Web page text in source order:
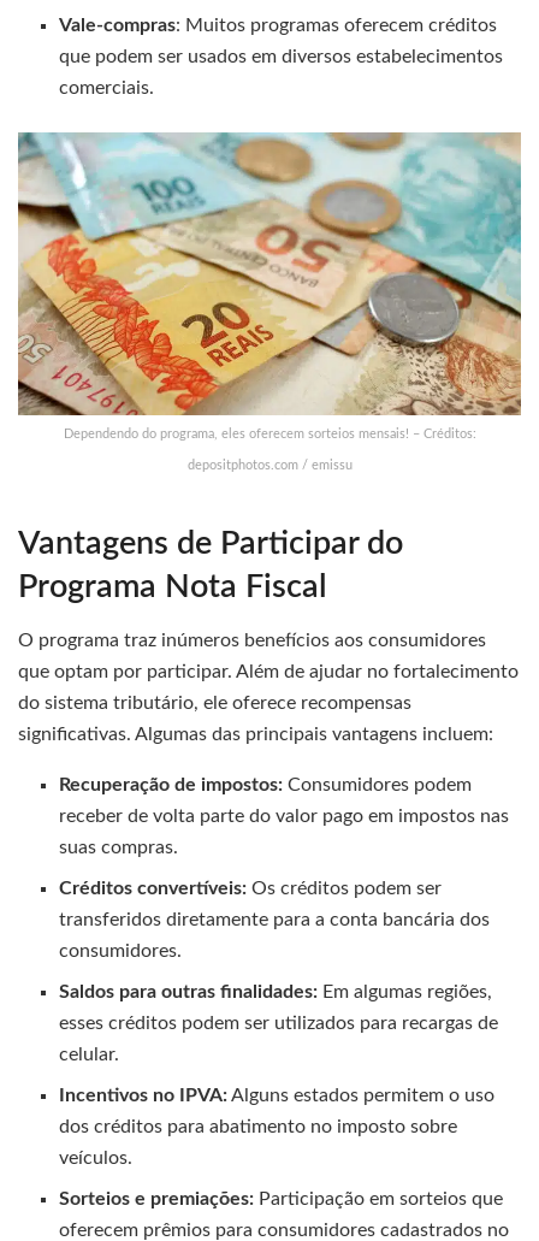
Vale-compras: Muitos programas oferecem créditos
que podem ser usados em diversos estabelecimentos
comerciais.
Dependendo do programa, eles oferecem sorteios mensais! – Créditos:
depositphotos.com / emissu
Vantagens de Participar do
Programa Nota Fiscal
O programa traz inúmeros benefícios aos consumidores
que optam por participar. Além de ajudar no fortalecimento
do sistema tributário, ele oferece recompensas
significativas. Algumas das principais vantagens incluem:
Recuperação de impostos: Consumidores podem
receber de volta parte do valor pago em impostos nas
suas compras.
Créditos convertíveis: Os créditos podem ser
transferidos diretamente para a conta bancária dos
consumidores.
Saldos para outras finalidades: Em algumas regiões,
esses créditos podem ser utilizados para recargas de
celular.
Incentivos no IPVA:Alguns estados permitem o uso
dos créditos para abatimento no imposto sobre
veículos.
Sorteios e premiações: Participação em sorteios que
oferecem prêmios para consumidores cadastrados no